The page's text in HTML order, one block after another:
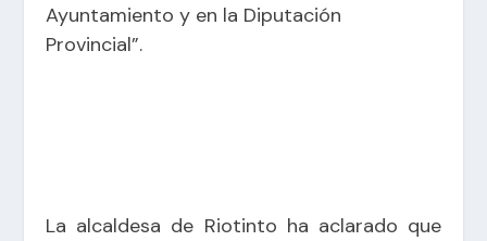
Ayuntamiento y en la Diputación
Provincial”.
La alcaldesa de Riotinto ha aclarado que